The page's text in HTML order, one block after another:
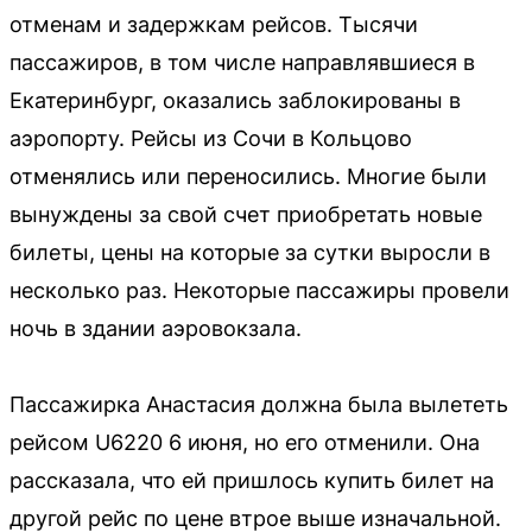
отменам и задержкам рейсов. Тысячи
пассажиров, в том числе направлявшиеся в
Екатеринбург, оказались заблокированы в
аэропорту. Рейсы из Сочи в Кольцово
отменялись или переносились. Многие были
вынуждены за свой счет приобретать новые
билеты, цены на которые за сутки выросли в
несколько раз. Некоторые пассажиры провели
ночь в здании аэровокзала.
Пассажирка Анастасия должна была вылететь
рейсом U6220 6 июня, но его отменили. Она
рассказала, что ей пришлось купить билет на
другой рейс по цене втрое выше изначальной.